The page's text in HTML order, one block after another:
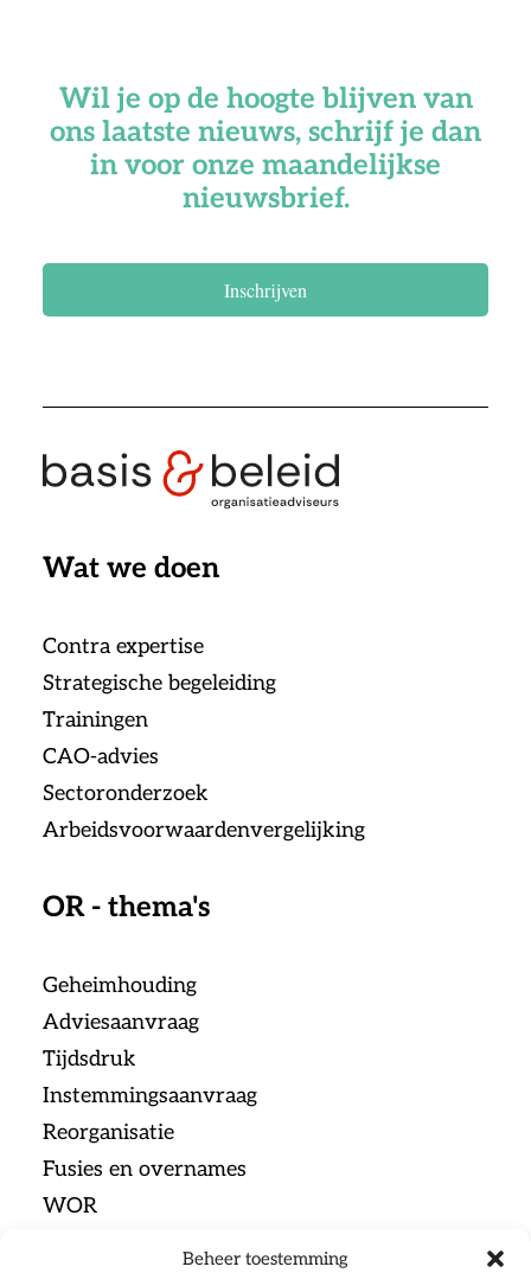
Beheer toestemming
Wil je op de hoogte blijven van
ons laatste nieuws, schrijf je dan
in voor onze maandelijkse
nieuwsbrief.
Inschrijven
Wat we doen
Contra expertise
Strategische begeleiding
Trainingen
CAO-advies
Sectoronderzoek
Arbeidsvoorwaardenvergelijking
OR - thema's
Geheimhouding
Adviesaanvraag
Tijdsdruk
Instemmingsaanvraag
Reorganisatie
Fusies en overnames
WOR